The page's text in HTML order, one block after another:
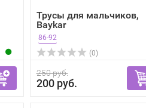
Трусы для мальчиков,
Baykar
86-92
(0)
250 руб.
200 руб.